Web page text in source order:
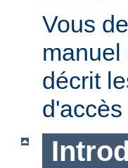
Vous
manuel
décrit